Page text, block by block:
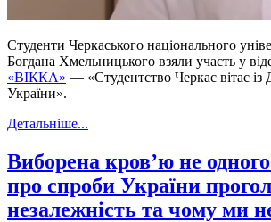
Студенти Черкаського національного
Богдана Хмельницького взяли участь у
«ВІККА» — «Студентство Черкас вітає із
України».
Детальніше...
Виборена кров’ю не
про спроби України
незалежність та чому ми